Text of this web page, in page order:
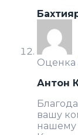
Оценка
Антон
вашу
нашему